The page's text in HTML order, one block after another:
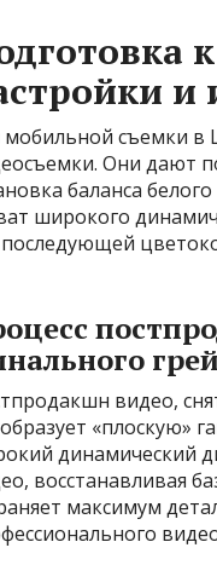
и
съемки в
Они дают
баланса
широкого
видео,
«плоскую»
динамический
восстанавливая
максимум